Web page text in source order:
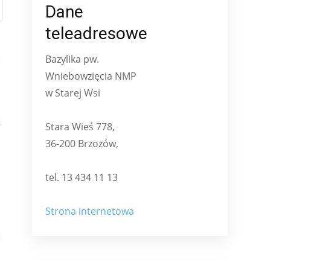
Dane
teleadresowe
Bazylika pw.
Wniebowzięcia NMP
w Starej Wsi
Stara Wieś 778,
36-200 Brzozów,
tel. 13 434 11 13
Strona internetowa